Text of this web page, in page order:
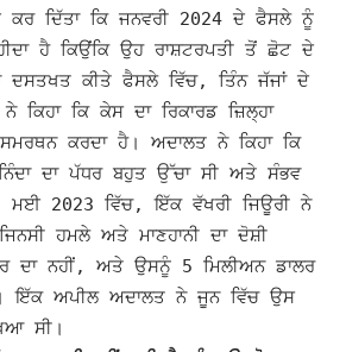
ਦਿੱਤਾ ਕਿ ਜਨਵਰੀ 2024 ਦੇ ਫੈਸਲੇ ਨੂੰ
ਹੈ ਕਿਉਂਕਿ ਉਹ ਰਾਸ਼ਟਰਪਤੀ ਤੋਂ ਛੋਟ ਦੇ
ਦਸਤਖਤ ਕੀਤੇ ਫੈਸਲੇ ਵਿੱਚ, ਤਿੰਨ ਜੱਜਾਂ ਦੇ
ਕਿਹਾ ਕਿ ਕੇਸ ਦਾ ਰਿਕਾਰਡ ਜ਼ਿਲ੍ਹਾ
ਕਰਦਾ ਹੈ। ਅਦਾਲਤ ਨੇ ਕਿਹਾ ਕਿ
ਦਾ ਪੱਧਰ ਬਹੁਤ ਉੱਚਾ ਸੀ ਅਤੇ ਸੰਭਵ
ਮਈ 2023 ਵਿੱਚ, ਇੱਕ ਵੱਖਰੀ ਜਿਊਰੀ ਨੇ
ਹਮਲੇ ਅਤੇ ਮਾਣਹਾਨੀ ਦਾ ਦੋਸ਼ੀ
ਦਾ ਨਹੀਂ, ਅਤੇ ਉਸਨੂੰ 5 ਮਿਲੀਅਨ ਡਾਲਰ
ਇੱਕ ਅਪੀਲ ਅਦਾਲਤ ਨੇ ਜੂਨ ਵਿੱਚ ਉਸ
ਸੀ।